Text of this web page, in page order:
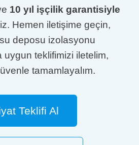
10 yıl işçilik garantisiyle
Hemen iletişime geçin,
deposu izolasyonu
uygun teklifimizi iletelim,
tamamlayalım.
Teklifi Al